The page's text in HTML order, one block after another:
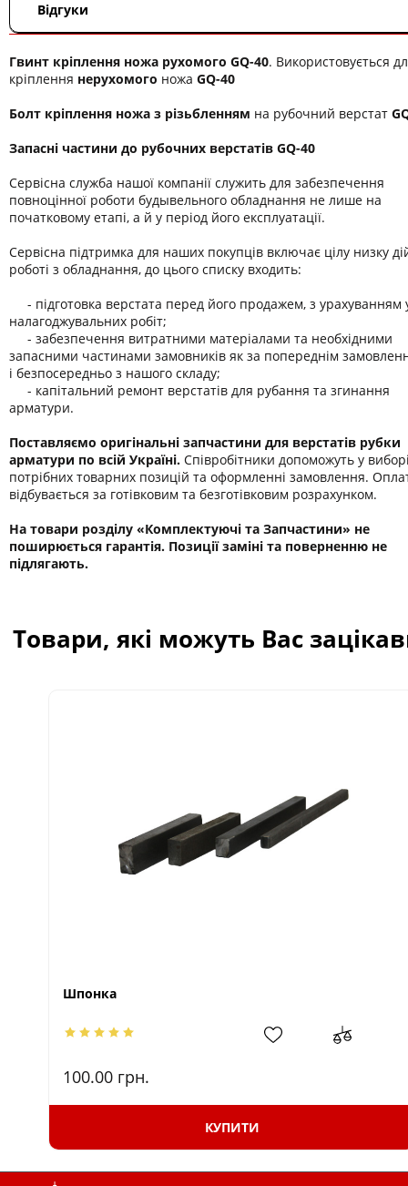
Відгуки
Гвинт кріплення ножа рухомого GQ-40. Використовується
кріплення нерухомого ножа GQ-40
Болт кріплення ножа з різьбленням на рубочний верстат
Запасні частини до рубочних верстатів GQ-40
Сервісна служба нашої компанії служить для забезпечення
повноцінної роботи будывельного обладнання не лише на
початковому етапі, а й у період його експлуатації.
Сервісна підтримка для наших покупців включає цілу низку
роботі з обладнання, до цього списку входить:
- підготовка верстата перед його продажем, з урахуванням
налагоджувальних робіт;
- забезпечення витратними матеріалами та необхідними
запасними частинами замовників як за попереднім
і безпосередньо з нашого складу;
- капітальний ремонт верстатів для рубання та згинання
арматури.
Поставляємо оригінальні запчастини для верстатів рубки
арматури по всій Україні. Співробітники допоможуть у
потрібних товарних позицій та оформленні замовлення.
відбувається за готівковим та безготівковим розрахунком.
На товари розділу «Комплектуючі та Запчастини» не
поширюється гарантія. Позиції заміні та поверненню не
підлягають.
Товари, які можуть Вас
Шпонка
100.00 грн.
КУПИТИ